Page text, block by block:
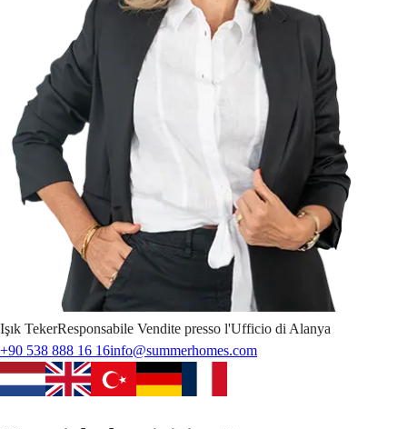
Işık TekerResponsabile Vendite presso l'Ufficio di Alanya
+90 538 888 16 16info@summerhomes.com